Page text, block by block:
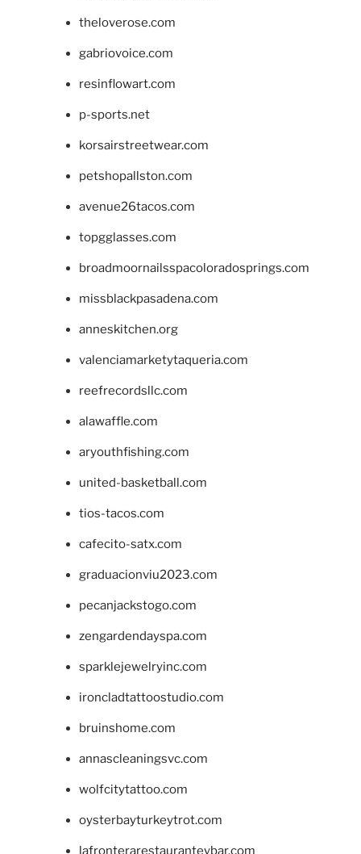
theloverose.com
gabriovoice.com
resinflowart.com
p-sports.net
korsairstreetwear.com
petshopallston.com
avenue26tacos.com
topgglasses.com
broadmoornailsspacoloradosprings.com
missblackpasadena.com
anneskitchen.org
valenciamarketytaqueria.com
reefrecordsllc.com
alawaffle.com
aryouthfishing.com
united-basketball.com
tios-tacos.com
cafecito-satx.com
graduacionviu2023.com
pecanjackstogo.com
zengardendayspa.com
sparklejewelryinc.com
ironcladtattoostudio.com
bruinshome.com
annascleaningsvc.com
wolfcitytattoo.com
oysterbayturkeytrot.com
lafronterarestauranteybar.com